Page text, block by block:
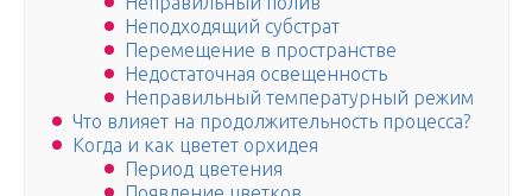
Неподходящий субстрат
Перемещение в пространстве
Недостаточная освещенность
Неправильный температурный режим
Что влияет на продолжительность процесса?
Когда и как цветет орхидея
Период цветения